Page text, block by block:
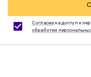
Согласиена доступ к
обработки